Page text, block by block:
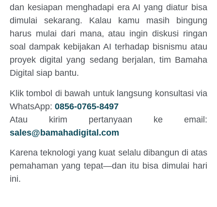
dan kesiapan menghadapi era AI yang diatur bisa
dimulai sekarang. Kalau kamu masih bingung
harus mulai dari mana, atau ingin diskusi ringan
soal dampak kebijakan AI terhadap bisnismu atau
proyek digital yang sedang berjalan, tim Bamaha
Digital siap bantu.
Klik tombol di bawah untuk langsung konsultasi via
WhatsApp: 0856-0765-8497
Atau kirim pertanyaan ke email:
sales@bamahadigital.com
Karena teknologi yang kuat selalu dibangun di atas
pemahaman yang tepat—dan itu bisa dimulai hari
ini.